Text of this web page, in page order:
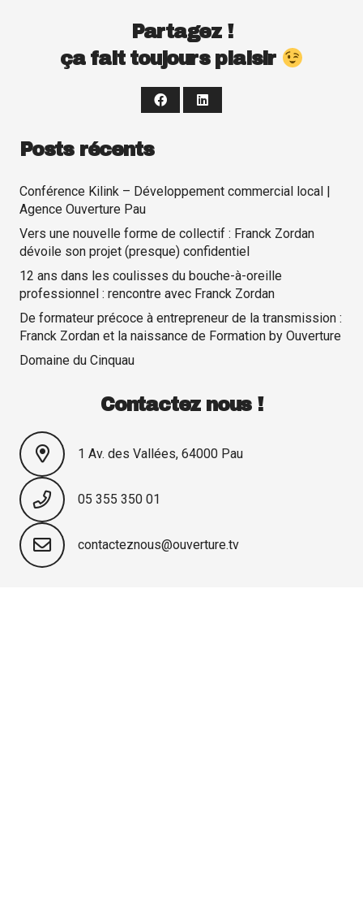
Partagez !
ça fait toujours plaisir
Posts récents
Conférence Kilink – Développement commercial local |
Agence Ouverture Pau
Vers une nouvelle forme de collectif : Franck Zordan
dévoile son projet (presque) confidentiel
12 ans dans les coulisses du bouche-à-oreille
professionnel : rencontre avec Franck Zordan
De formateur précoce à entrepreneur de la transmission :
Franck Zordan et la naissance de Formation by Ouverture
Domaine du Cinquau
Contactez nous !
1 Av. des Vallées, 64000 Pau
05 355 350 01
contacteznous@ouverture.tv